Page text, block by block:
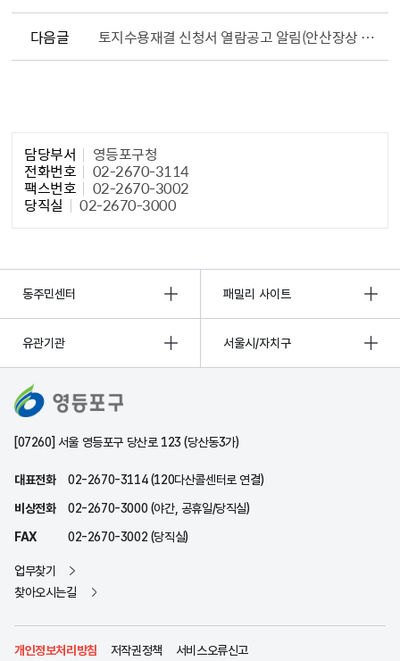
다음글 토지수용재결 신청서 열람공고 알림(안산장상 공공주택지구, 24차)(안산시 공고 제2025-1650호)
담당부서 영등포구청
전화번호 02-2670-3114
팩스번호 02-2670-3002
당직실 02-2670-3000
동주민센터 패밀리 사이트
유관기관 서울시/자치구
[07260] 서울 영등포구 당산로 123 (당산동3가)
대표전화
02-2670-3114 (120다산콜센터로 연결)
비상전화
02-2670-3000 (야간, 공휴일/당직실)
FAX
02-2670-3002 (당직실)
업무찾기
찾아오시는길
개인정보처리방침 저작권정책 서비스오류신고